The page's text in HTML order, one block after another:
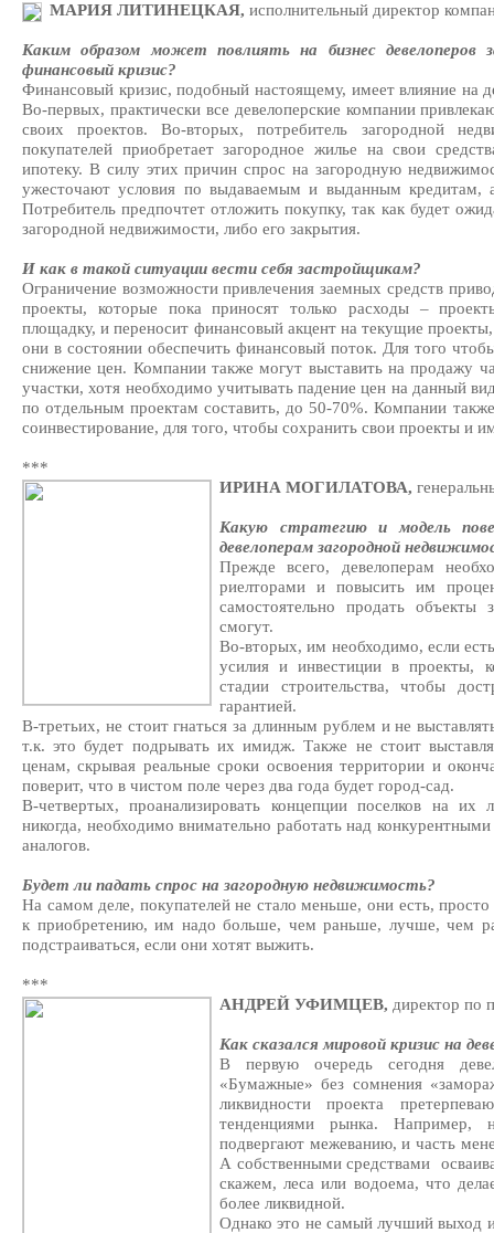
МАРИЯ ЛИТИНЕЦКАЯ, исполнительный директор
Каким образом может повлиять на бизнес девелоперов
финансовый кризис?
Финансовый кризис, подобный настоящему, имеет влияние на
Во-первых, практически все девелоперские компании
своих проектов. Во-вторых, потребитель загородной
покупателей приобретает загородное жилье на свои
ипотеку. В силу этих причин спрос на загородную
ужесточают условия по выдаваемым и выданным кредитам,
Потребитель предпочтет отложить покупку, так как будет
загородной недвижимости, либо его закрытия.
И как в такой ситуации вести себя застройщикам?
Ограничение возможности привлечения заемных средств
проекты, которые пока приносят только расходы –
площадку, и переносит финансовый акцент на текущие
они в состоянии обеспечить финансовый поток. Для того
снижение цен. Компании также могут выставить на продажу
участки, хотя необходимо учитывать падение цен на данный
по отдельным проектам составить, до 50-70%. Компании
соинвестирование, для того, чтобы сохранить свои проекты и
***
ИРИНА МОГИЛАТОВА,
Какую стратегию и модель
девелоперам загородной
Прежде всего, девелоперам
риелторами и повысить им
самостоятельно продать
смогут.
Во-вторых, им необходимо, если
усилия и инвестиции в проекты,
стадии строительства, чтобы
гарантией.
В-третьих, не стоит гнаться за длинным рублем и не
т.к. это будет подрывать их имидж. Также не стоит
ценам, скрывая реальные сроки освоения территории и
поверит, что в чистом поле через два года будет город-сад.
В-четвертых, проанализировать концепции поселков на
никогда, необходимо внимательно работать над
аналогов.
Будет ли падать спрос на загородную недвижимость?
На самом деле, покупателей не стало меньше, они есть,
к приобретению, им надо больше, чем раньше, лучше, чем
подстраиваться, если они хотят выжить.
***
АНДРЕЙ УФИМЦЕВ, директор
Как сказался мировой кризис на
В первую очередь сегодня
«Бумажные» без сомнения
ликвидности проекта
тенденциями рынка. Например,
подвергают межеванию, и часть
А собственными средствами
скажем, леса или водоема, что
более ликвидной.
Однако это не самый лучший выход